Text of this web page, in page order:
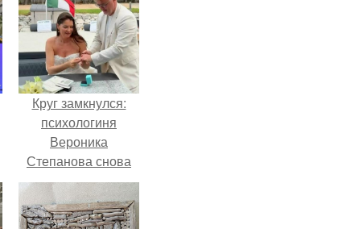
Круг замкнулся:
психологиня
Вероника
Степанова снова
вышла замуж за
собственного
бывшего мужа.